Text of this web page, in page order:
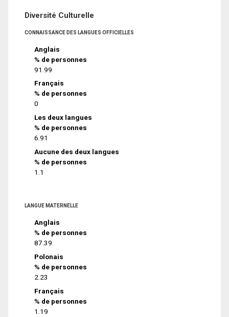
Diversité Culturelle
CONNAISSANCE DES LANGUES OFFICIELLES
Anglais
% de personnes
91.99
Français
% de personnes
0
Les deux langues
% de personnes
6.91
Aucune des deux langues
% de personnes
1.1
LANGUE MATERNELLE
Anglais
% de personnes
87.39
Polonais
% de personnes
2.23
Français
% de personnes
1.19